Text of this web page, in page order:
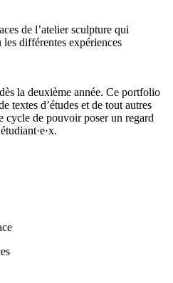
de l’atelier sculpture qui
différentes expériences
la deuxième année. Ce portfolio
textes d’études et de tout autres
cycle de pouvoir poser un regard